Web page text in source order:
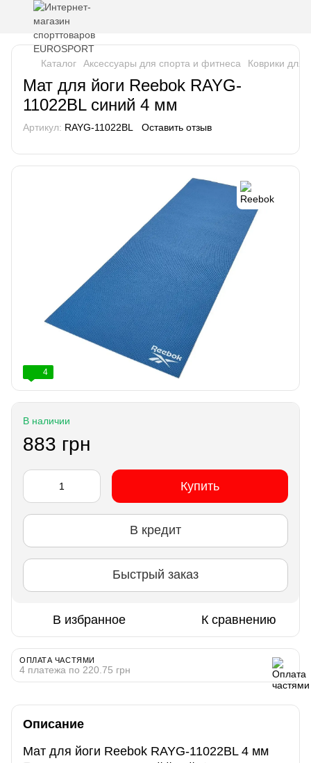
Каталог Аксессуары для спорта и фитнеса Коврики для
Мат для йоги Reebok RAYG-
11022BL синий 4 мм
Артикул: RAYG-11022BL Оставить отзыв
4
В наличии
883 грн
Купить
В кредит
Быстрый заказ
В избранное К сравнению
ОПЛАТА ЧАСТЯМИ
4 платежа по 220.75 грн
Описание
Мат для йоги Reebok RAYG-11022BL 4 мм